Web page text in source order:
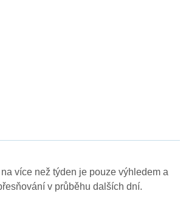
více než týden je pouze výhledem a
v průběhu dalších dní.